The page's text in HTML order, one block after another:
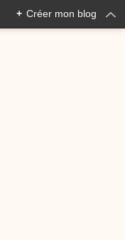
+ Créer mon blog